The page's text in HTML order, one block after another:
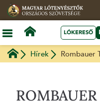
LÓKERESŐ
Hírek Rombauer